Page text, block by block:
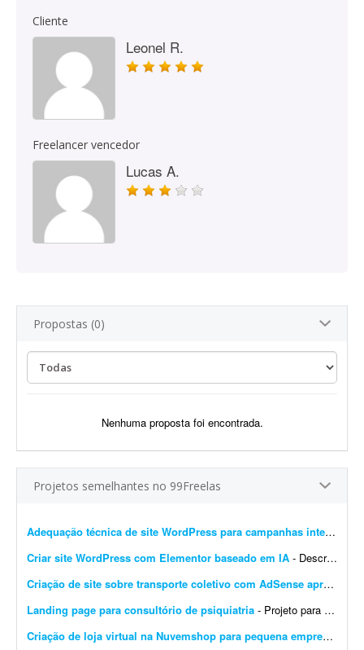
Cliente
Leonel R.
Freelancer vencedor
Lucas A.
Propostas (0)
Nenhuma proposta foi encontrada.
Projetos semelhantes no 99Freelas
Adequação técnica de site WordPress para campanhas internacionais
Criar site WordPress com Elementor baseado em IA - Descrição do Projeto: Candidate-se se você tem experiência comprovada com essa demanda. Envie junto à proposta sites que fez com Elementor, incluindo wireframes/ar...
Criação de site sobre transporte coletivo com AdSense aprovado
Landing page para consultório de psiquiatria - Projeto para criação de landing page para consultório de psiquiatria. Escopo do projeto: Desenvolvimento completo da landing page. Design moderno, limpo e com foco em convers&...
Criação de loja virtual na Nuvemshop para pequena empresa